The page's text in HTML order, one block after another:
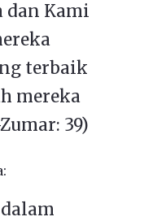
dan Kami
terbaik
mereka
39)